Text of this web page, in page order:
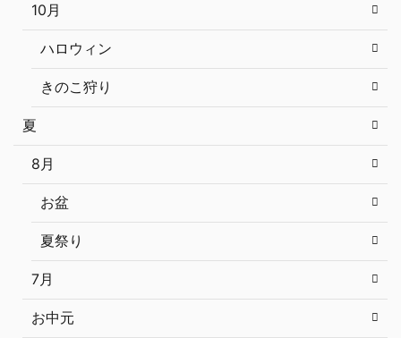
10月
ハロウィン
きのこ狩り
夏
8月
お盆
夏祭り
7月
お中元